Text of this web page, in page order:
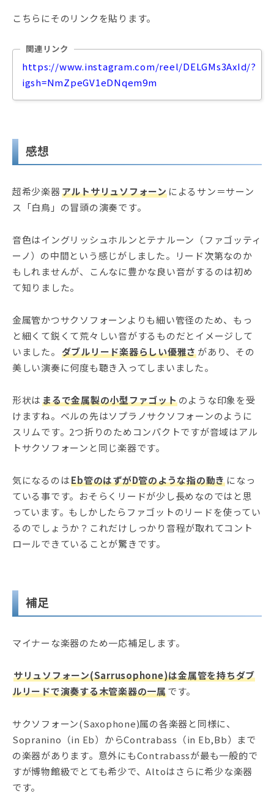
こちらにそのリンクを貼ります。
関連リンク
https://www.instagram.com/reel/DELGMs3AxId/?
igsh=NmZpeGV1eDNqem9m
感想
超希少楽器アルトサリュソフォーン によるサン＝サーン
ス「白鳥」の冒頭の演奏です。
音色はイングリッシュホルンとテナルーン（ファゴッティ
ーノ）の中間という感じがしました。リード次第なのか
もしれませんが、こんなに豊かな良い音がするのは初め
て知りました。
金属管かつサクソフォーンよりも細い管径のため、もっ
と細くて鋭くて荒々しい音がするものだとイメージして
いました。 ダブルリード楽器らしい優雅さがあり、その
美しい演奏に何度も聴き入ってしまいました。
形状はまるで金属製の小型ファゴットのような印象を受
けますね。ベルの先はソプラノサクソフォーンのように
スリムです。2つ折りのためコンパクトですが音域はアル
トサクソフォーンと同じ楽器です。
気になるのはEb管のはずがD管のような指の動きになっ
ている事です。おそらくリードが少し長めなのではと思
っています。もしかしたらファゴットのリードを使ってい
るのでしょうか？これだけしっかり音程が取れてコント
ロールできていることが驚きです。
補足
マイナーな楽器のため一応補足します。
サリュソフォーン(Sarrusophone)は金属管を持ちダブ
ルリードで演奏する木管楽器の一属です。
サクソフォーン(Saxophone)属の各楽器と同様に、
Sopranino（in Eb）からContrabass（in Eb,Bb）まで
の楽器があります。意外にもContrabassが最も一般的で
すが博物館級でとても希少で、Altoはさらに希少な楽器
です。